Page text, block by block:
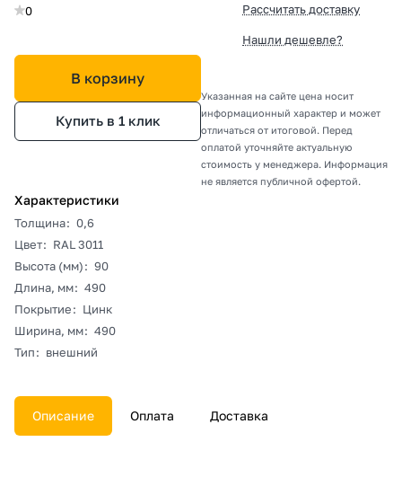
0
В корзину
Купить в 1 клик
Характеристики
Толщина: 0,6
Цвет: RAL 3011
Высота (мм): 90
Длина, мм: 490
Покрытие: Цинк
Ширина, мм: 490
Тип: внешний
Рассчитать доставку
Нашли дешевле?
Указанная на сайте цена носит
информационный характер и может
отличаться от итоговой. Перед
оплатой уточняйте актуальную
стоимость у менеджера. Информация
не является публичной офертой.
Описание Оплата Доставка